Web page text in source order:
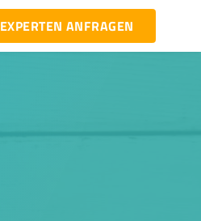
EXPERTEN ANFRAGEN